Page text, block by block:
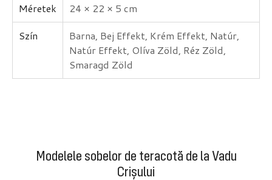
Méretek
24 × 22 × 5 cm
Szín
Barna, Bej Effekt, Krém Effekt, Natúr,
Natúr Effekt, Olíva Zöld, Réz Zöld,
Smaragd Zöld
Modelele sobelor de teracotă de la Vadu
Crișului